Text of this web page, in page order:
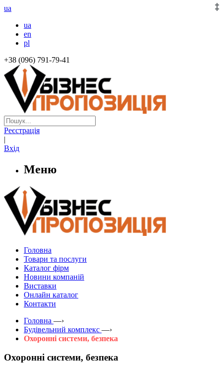
ua
ua
en
pl
+38 (096) 791-79-41
Реєстрація
|
Вхід
Меню
Головна
Товари та послуги
Каталог фірм
Новини компаній
Виставки
Онлайн каталог
Контакти
Головна —›
Будівельний комплекс —›
Охоронні системи, безпека
Охоронні системи, безпека